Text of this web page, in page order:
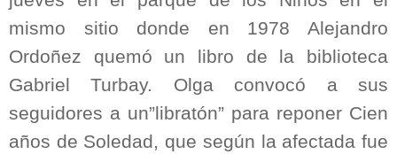
mismo sitio donde en 1978 Alejandro
Ordoñez quemó un libro de la biblioteca
Gabriel Turbay. Olga convocó a sus
seguidores a un”libratón” para reponer Cien
años de Soledad, que según la afectada fue